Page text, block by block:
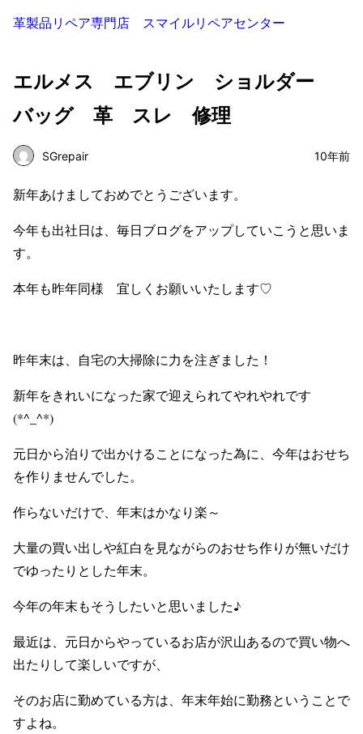
革製品リペア専門店 スマイルリペアセンター
エルメス エブリン ショルダー
バッグ 革 スレ 修理
SGrepair 10年前
新年あけましておめでとうございます。
今年も出社日は、毎日ブログをアップしていこうと思いま
す。
本年も昨年同様 宜しくお願いいたします♡
昨年末は、自宅の大掃除に力を注ぎました！
新年をきれいになった家で迎えられてやれやれです
(*^_^*)
元日から泊りで出かけることになった為に、今年はおせち
を作りませんでした。
作らないだけで、年末はかなり楽～
大量の買い出しや紅白を見ながらのおせち作りが無いだけ
でゆったりとした年末。
今年の年末もそうしたいと思いました♪
最近は、元日からやっているお店が沢山あるので買い物へ
出たりして楽しいですが、
そのお店に勤めている方は、年末年始に勤務ということで
すよね。